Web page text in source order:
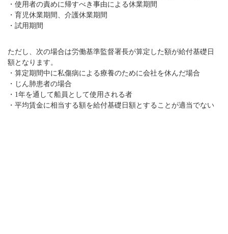
・使用者の責めに帰すべき事由による休業期間
・育児休業期間、介護休業期間
・試用期間
ただし、次の場合は労働基準監督署長が算定した額が給付基礎日
額となります。
・算定期間中に私傷病による療養のために会社を休んだ場合
・じん肺患者の場合
・1年を通して船員として使用される者
・平均賃金に相当する額を給付基礎日額とすることが適当でない